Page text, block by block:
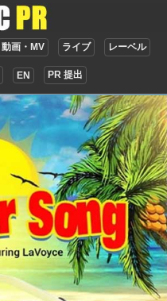
動画・MV ライブ レーベル
EN PR 提出